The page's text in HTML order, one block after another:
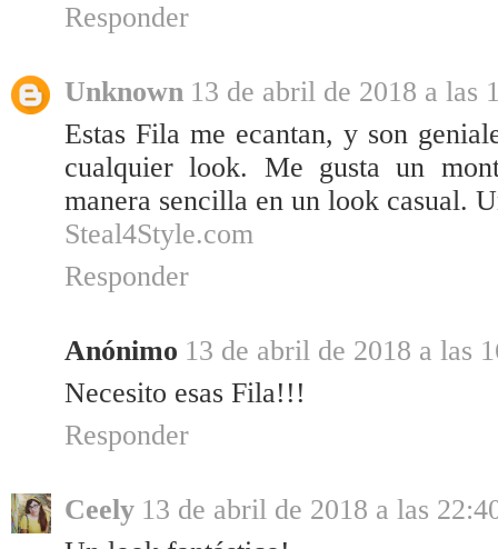
Responder
Unknown 13 de abril de 2018 a las
Estas Fila me ecantan, y son
cualquier look. Me gusta un
manera sencilla en un look casual.
Steal4Style.com
Responder
Anónimo 13 de abril de 2018 a las
Necesito esas Fila!!!
Responder
Ceely 13 de abril de 2018 a las